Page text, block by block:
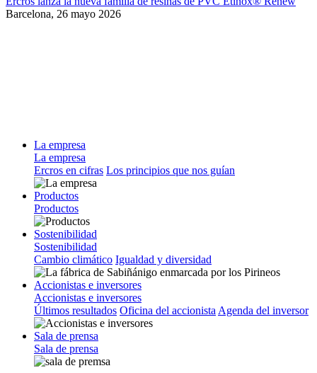
Barcelona, 26 mayo 2026
La empresa
La empresa
Ercros en cifras Los principios que nos guían
Productos
Productos
Sostenibilidad
Sostenibilidad
Cambio climático Igualdad y diversidad
Accionistas e inversores
Accionistas e inversores
Últimos resultados Oficina del accionista Agenda del inversor
Sala de prensa
Sala de prensa